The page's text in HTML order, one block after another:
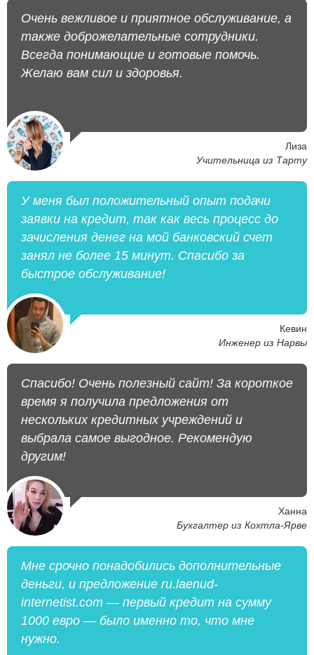
Очень вежливое и приятное обслуживание, а
также доброжелательные сотрудники.
Всегда понимающие и готовые помочь.
Желаю вам сил и здоровья.
Лиза
Учительница из Тарту
У меня был положительный опыт подачи
заявки на кредит, так как весь процесс до
зачисления денег на мой банковский счет
занял не более 15 минут. Спасибо за
быстрое обслуживание!
Кевин
Инженер из Нарвы
Спасибо! Очень полезный сайт! За короткое
время я получила предложения от
нескольких кредитных учреждений и
выбрала самое выгодное. Рекомендую
другим!
Ханна
Бухгалтер из Кохтла-Ярве
Мне срочно понадобились дополнительные
деньги, и предложение ru.laenud-
internetist.com — первый кредит на сумму
1000 евро — было именно то, что мне
нужно.